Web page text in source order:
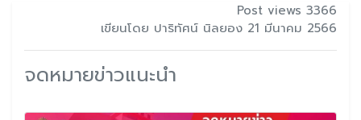
Post views 3366
เขียนโดย ปาริทัศน์ นิลยอง 21 มีนาคม 2566
จดหมายข่าวแนะนำ